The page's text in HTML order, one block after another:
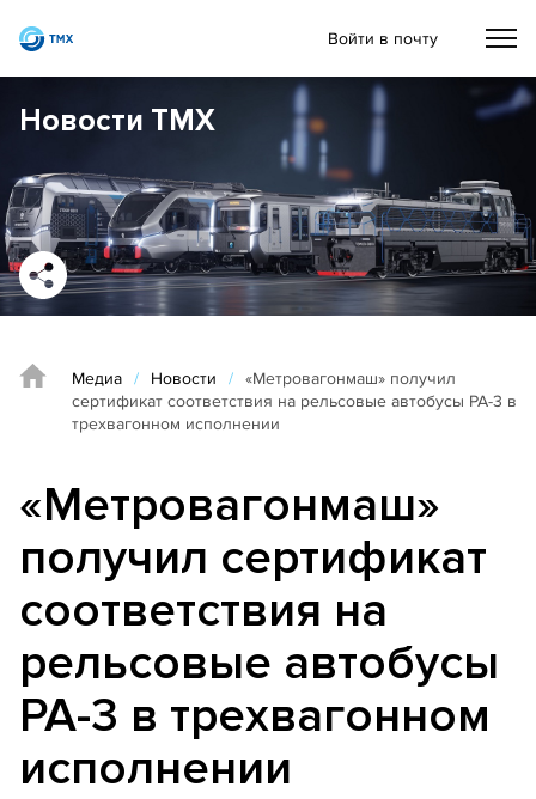
Войти в почту
Новости ТМХ
Медиа / Новости / «Метровагонмаш» получил
сертификат соответствия на рельсовые автобусы РА-3 в
трехвагонном исполнении
«Метровагонмаш»
получил сертификат
соответствия на
рельсовые автобусы
РА-3 в трехвагонном
исполнении